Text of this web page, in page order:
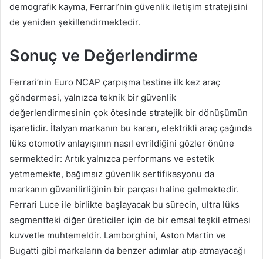
demografik kayma, Ferrari’nin güvenlik iletişim stratejisini
de yeniden şekillendirmektedir.
Sonuç ve Değerlendirme
Ferrari’nin Euro NCAP çarpışma testine ilk kez araç
göndermesi, yalnızca teknik bir güvenlik
değerlendirmesinin çok ötesinde stratejik bir dönüşümün
işaretidir. İtalyan markanın bu kararı, elektrikli araç çağında
lüks otomotiv anlayışının nasıl evrildiğini gözler önüne
sermektedir: Artık yalnızca performans ve estetik
yetmemekte, bağımsız güvenlik sertifikasyonu da
markanın güvenilirliğinin bir parçası haline gelmektedir.
Ferrari Luce ile birlikte başlayacak bu sürecin, ultra lüks
segmentteki diğer üreticiler için de bir emsal teşkil etmesi
kuvvetle muhtemeldir. Lamborghini, Aston Martin ve
Bugatti gibi markaların da benzer adımlar atıp atmayacağı